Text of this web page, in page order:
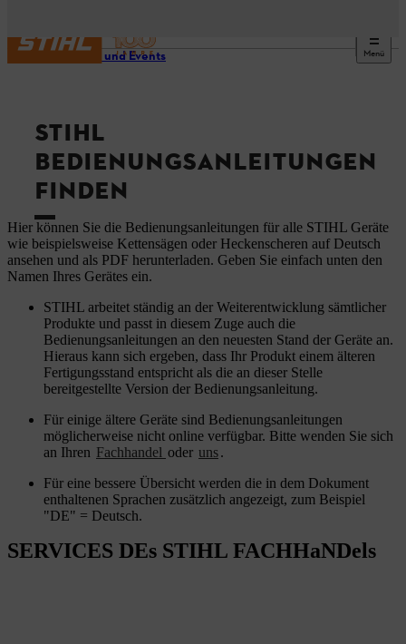
Menü
Service und Events
STIHL
BEDIENUNGSANLEITUNGEN
FINDEN
Hier können Sie die Bedienungsanleitungen für alle STIHL Geräte
wie beispielsweise Kettensägen oder Heckenscheren auf Deutsch
ansehen und als PDF herunterladen. Geben Sie einfach unten den
Namen Ihres Gerätes ein.
STIHL arbeitet ständig an der Weiterentwicklung sämtlicher
Produkte und passt in diesem Zuge auch die
Bedienungsanleitungen an den neuesten Stand der Geräte an.
Hieraus kann sich ergeben, dass Ihr Produkt einem älteren
Fertigungsstand entspricht als die an dieser Stelle
bereitgestellte Version der Bedienungsanleitung.
Für einige ältere Geräte sind Bedienungsanleitungen
möglicherweise nicht online verfügbar. Bitte wenden Sie sich
an Ihren Fachhandel oder uns.
Für eine bessere Übersicht werden die in dem Dokument
enthaltenen Sprachen zusätzlich angezeigt, zum Beispiel
"DE" = Deutsch.
SERVICES DEs STIHL FACHHaNDels